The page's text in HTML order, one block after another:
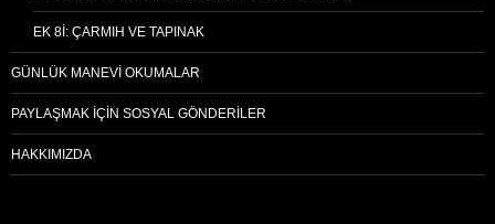
EK 8I: ÇARMIH VE TAPINAK
GÜNLÜK MANEVI OKUMALAR
PAYLAŞMAK İÇIN SOSYAL GÖNDERILER
HAKKIMIZDA